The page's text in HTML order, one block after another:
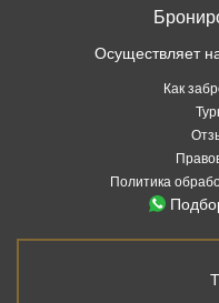
Осуществляет
Как
Политика